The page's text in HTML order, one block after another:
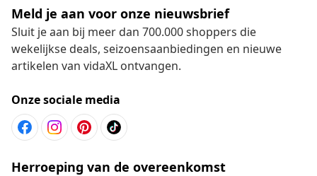
Meld je aan voor onze nieuwsbrief
Sluit je aan bij meer dan 700.000 shoppers die
wekelijkse deals, seizoensaanbiedingen en nieuwe
artikelen van vidaXL ontvangen.
Onze sociale media
Herroeping van de overeenkomst